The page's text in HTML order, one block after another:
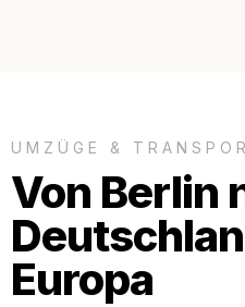
UMZÜGE &
Von Berlin
Europa